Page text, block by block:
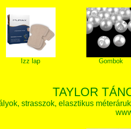
Izz lap Gombok
TAYLOR
strasszok, elasztikus